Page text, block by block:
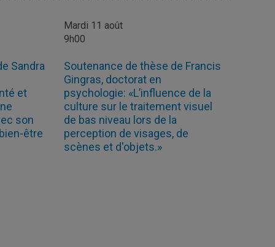
Sandra
et
son
être
Mardi 11 août
9h00
Soutenance de thèse de Francis
Gingras, doctorat en
psychologie: «L’influence de la
culture sur le traitement visuel
de bas niveau lors de la
perception de visages, de
scènes et d'objets.»